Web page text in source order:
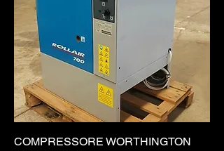
COMPRESSORE WORTHINGTON